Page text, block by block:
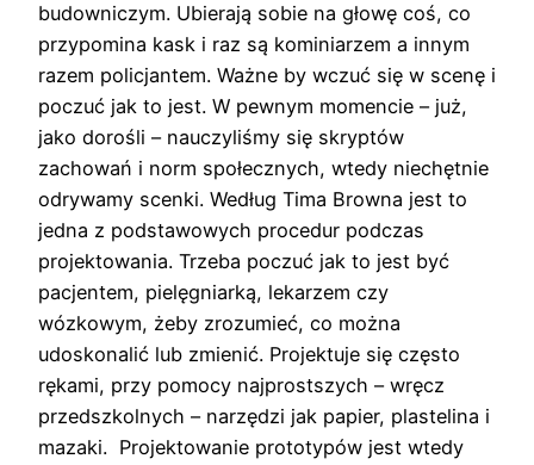
budowniczym. Ubierają sobie na głowę coś, co
przypomina kask i raz są kominiarzem a innym
razem policjantem. Ważne by wczuć się w scenę i
poczuć jak to jest. W pewnym momencie – już,
jako dorośli – nauczyliśmy się skryptów
zachowań i norm społecznych, wtedy niechętnie
odrywamy scenki. Według Tima Browna jest to
jedna z podstawowych procedur podczas
projektowania. Trzeba poczuć jak to jest być
pacjentem, pielęgniarką, lekarzem czy
wózkowym, żeby zrozumieć, co można
udoskonalić lub zmienić. Projektuje się często
rękami, przy pomocy najprostszych – wręcz
przedszkolnych – narzędzi jak papier, plastelina i
mazaki. Projektowanie prototypów jest wtedy